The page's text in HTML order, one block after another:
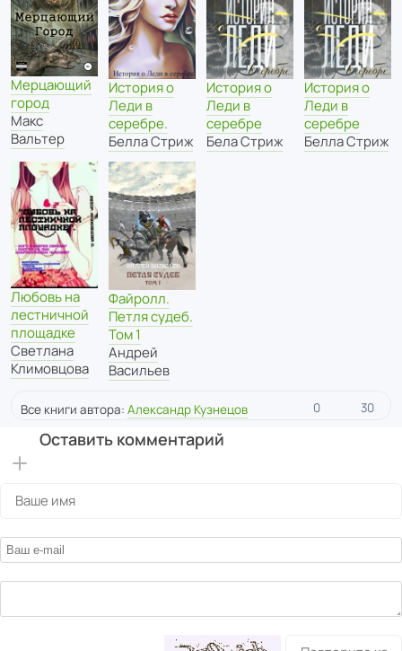
Мерцающий
город
Макс
Вальтер
История о
Леди в
серебре.
Белла Стриж
История о
Леди в
серебре
Бела Стриж
История о
Леди в
серебре
Белла Стриж
Любовь на
лестничной
площадке
Светлана
Климовцова
Файролл.
Петля судеб.
Том 1
Андрей
Васильев
Все книги автора: Александр Кузнецов 0 30
Оставить комментарий